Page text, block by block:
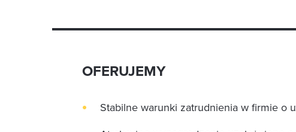
OFERUJEMY
Stabilne warunki zatrudnienia w firmie o